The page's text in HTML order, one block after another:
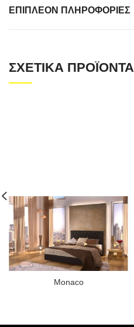
ΕΠΙΠΛΈΟΝ ΠΛΗΡΟΦΟΡΊΕΣ
ΣΧΕΤΙΚΆ ΠΡΟΪΌΝΤΑ
Monaco